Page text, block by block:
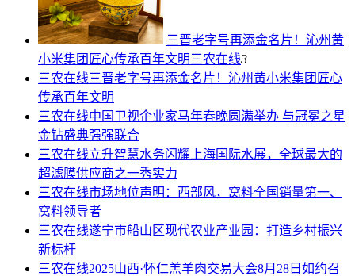
三晋老字号再添金名片！沁州黄
小米集团匠心传承百年文明 三农在线3
三农在线三晋老字号再添金名片！沁州黄小米集团匠心
传承百年文明
三农在线中国卫视企业家马年春晚圆满举办 与冠冕之星
金钻盛典强强联合
三农在线立升智慧水务闪耀上海国际水展，全球最大的
超滤膜供应商之一秀实力
三农在线市场地位声明：西部风，窝料全国销量第一、
窝料领导者
三农在线遂宁市船山区现代农业产业园：打造乡村振兴
新标杆
三农在线2025山西·怀仁羔羊肉交易大会8月28日如约召